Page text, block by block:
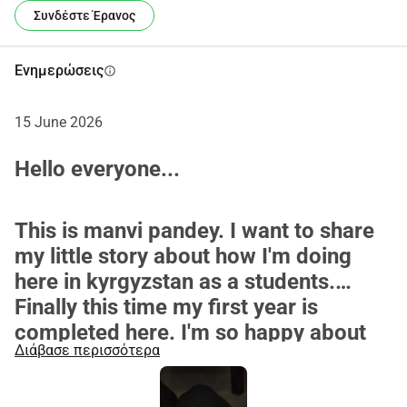
Κατανοώ ότι είναι ένα τεράστιο ποσό.
Γίνοντας γιατρός, μπορώ όχι μόνο να αλλάξω το μέλλον
των ανθρώπων στην Ινδία.
Συνδέστε Έρανος
Ενημερώσειςinfo
15 June 2026
Hello everyone...
This is manvi pandey. I want to share
my little story about how I'm doing
here in kyrgyzstan as a students.
Finally this time my first year is
completed here. I'm so happy about
this . This journey was not easy but it
was good I faced lot of problems but
Διάβασε περισσότερα